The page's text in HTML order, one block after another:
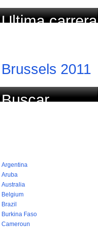
Ultima carrera
Brussels 2011
Buscar
Argentina
Aruba
Australia
Belgium
Brazil
Burkina Faso
Cameroun